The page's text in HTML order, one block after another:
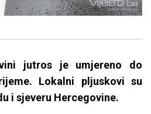
jutros je umjereno do
Lokalni pljuskovi su
i sjeveru Hercegovine.